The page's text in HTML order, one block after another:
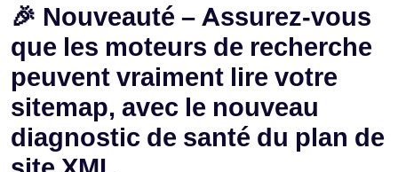
🎉 Nouveauté – Assurez-vous
que les moteurs de recherche
peuvent vraiment lire votre
sitemap, avec le nouveau
diagnostic de santé du plan de